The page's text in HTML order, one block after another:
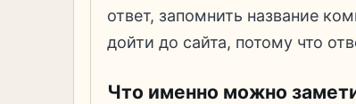
ответ, запомнить название
дойти до сайта, потому что
Что именно можно